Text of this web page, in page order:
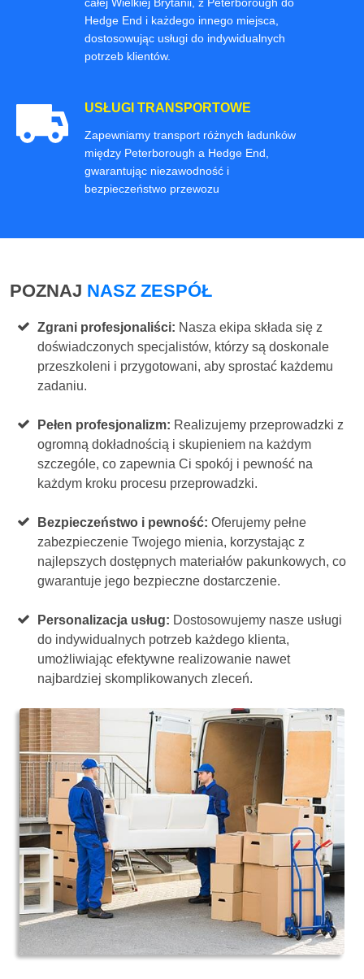
Hedge End i każdego innego miejsca,
dostosowując usługi do indywidualnych
potrzeb klientów.
USŁUGI TRANSPORTOWE
Zapewniamy transport różnych ładunków
między Peterborough a Hedge End,
gwarantując niezawodność i
bezpieczeństwo przewozu
POZNAJ NASZ ZESPÓŁ
Zgrani profesjonaliści: Nasza ekipa składa się z
doświadczonych specjalistów, którzy są doskonale
przeszkoleni i przygotowani, aby sprostać każdemu
zadaniu.
Pełen profesjonalizm: Realizujemy przeprowadzki z
ogromną dokładnością i skupieniem na każdym
szczególe, co zapewnia Ci spokój i pewność na
każdym kroku procesu przeprowadzki.
Bezpieczeństwo i pewność:Oferujemy pełne
zabezpieczenie Twojego mienia, korzystając z
najlepszych dostępnych materiałów pakunkowych, co
gwarantuje jego bezpieczne dostarczenie.
Personalizacja usług: Dostosowujemy nasze usługi
do indywidualnych potrzeb każdego klienta,
umożliwiając efektywne realizowanie nawet
najbardziej skomplikowanych zleceń.